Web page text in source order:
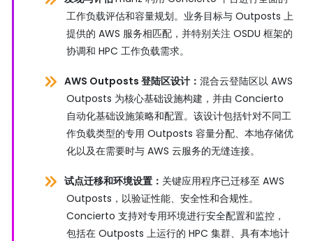
工作负载评估和容量规划。业务目标与 Outposts 上
提供的 AWS 服务相匹配，并特别关注 OSDU 框架的
协调和 HPC 工作负载需求。
AWS Outposts 登陆区设计：混合云登陆区以 AWS
Outposts 为核心基础设施构建，并由 Concierto
自动化基础设施策略和配置。该设计包括针对不同工
作负载类型的专用 Outposts 容量分配、本地存储优
化以及在需要时与 AWS 云服务的无缝连接。
试点迁移和环境设置： 关键应用程序已迁移至 AWS
Outposts，以验证性能、安全性和合规性。
Concierto 支持对专用环境进行安全配置和监控，
包括在 Outposts 上运行的 HPC 集群、具有本地计